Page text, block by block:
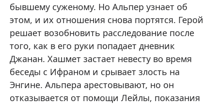
бывшему суженому. Но Альпер узнает об
этом, и их отношения снова портятся. Герой
решает возобновить расследование после
того, как в его руки попадает дневник
Джанан. Хашмет застает невесту во время
беседы с Ифраном и срывает злость на
Энгине. Альпера арестовывают, но он
отказывается от помощи Лейлы, показания